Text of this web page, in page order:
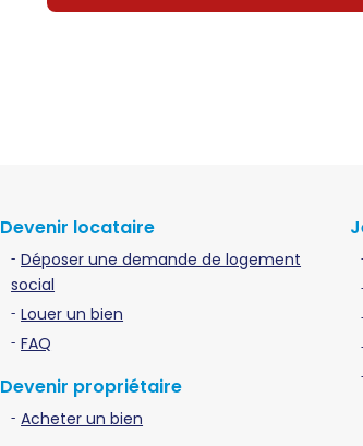
Devenir locataire
Déposer une demande de logement
social
Louer un bien
FAQ
Devenir propriétaire
Acheter un bien